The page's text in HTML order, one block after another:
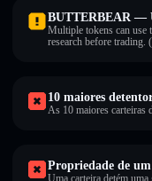
BUTTERBEAR —
Multiple tokens can use
research before
10 maiores
As 10 maiores carteiras
Propriedade de
Uma carteira detém